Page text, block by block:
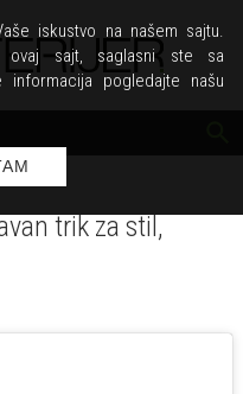
trik za stil,
iskustvo na našem sajtu.
ovaj sajt, saglasni ste sa
pogledajte našu